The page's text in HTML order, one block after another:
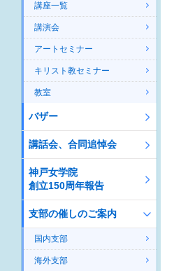
講座一覧
講演会
アートセミナー
キリスト教セミナー
教室
バザー
講話会、合同追悼会
神戸女学院
創立150周年報告
支部の催しのご案内
国内支部
海外支部